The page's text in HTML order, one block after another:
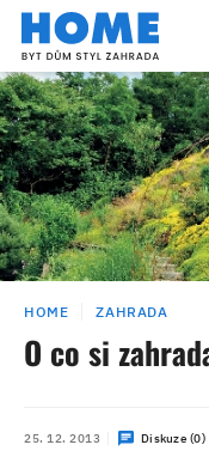
HOME ZAHRADA
O co si
25. 12. 2013 Diskuze (0)